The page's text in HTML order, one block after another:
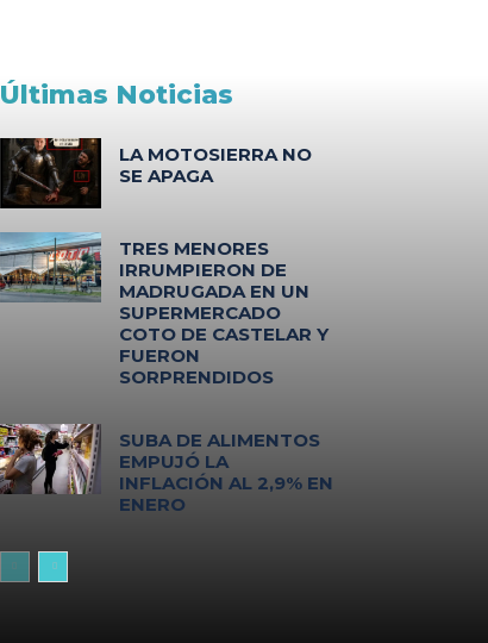
Últimas Noticias
LA MOTOSIERRA NO
SE APAGA
TRES MENORES
IRRUMPIERON DE
MADRUGADA EN UN
SUPERMERCADO
COTO DE CASTELAR Y
FUERON
SORPRENDIDOS
SUBA DE ALIMENTOS
EMPUJÓ LA
INFLACIÓN AL 2,9% EN
ENERO